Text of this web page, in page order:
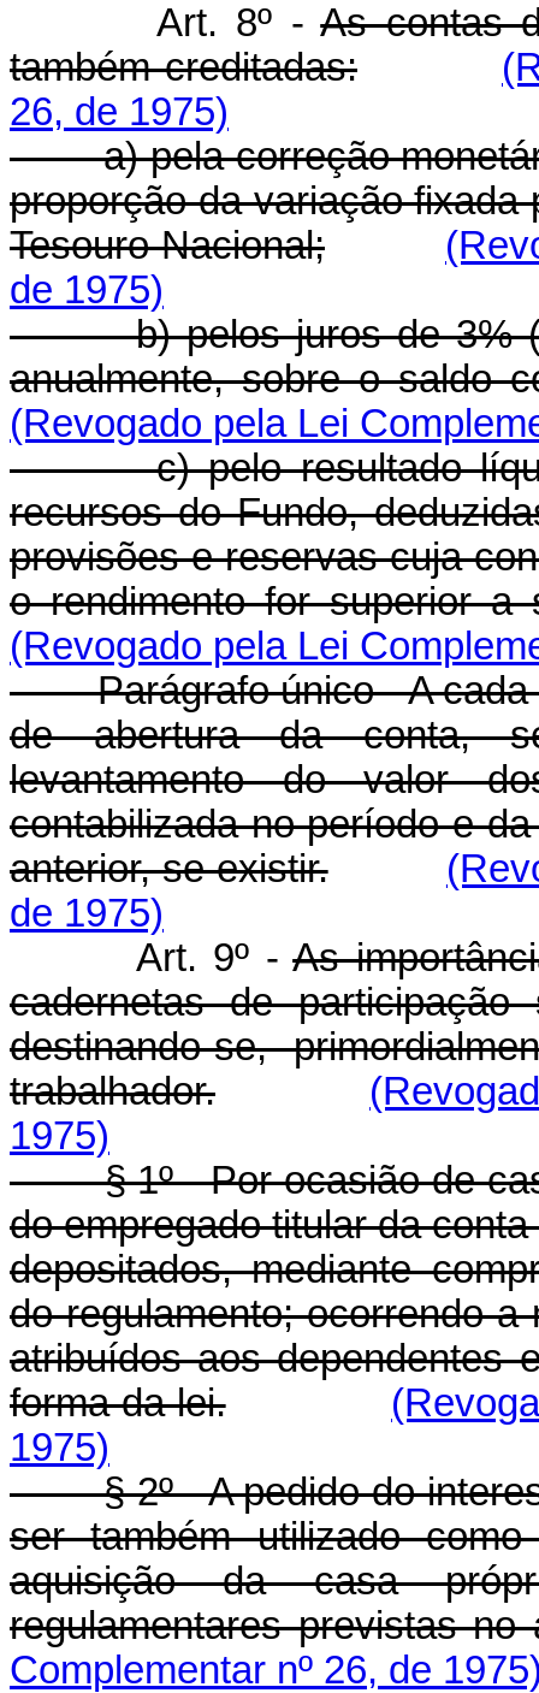
Art. 8º -As contas
também creditadas:
26, de 1975)
a) pela correção
proporção da variação
Tesouro Nacional;
de 1975)
b) pelos juros de 3%
anualmente, sobre o saldo
(Revogado pela Lei
c) pelo resultado líquido
recursos do Fundo,
provisões e reservas cuja
o rendimento for superior
(Revogado pela Lei
Parágrafo único - A cada
de abertura da conta,
levantamento do valor
contabilizada no período e
anterior, se existir.
de 1975)
Art. 9º -As
cadernetas de
destinando-se,
trabalhador.
1975)
§ 1º - Por ocasião de
do empregado titular da
depositados, mediante
do regulamento; ocorrendo
atribuídos aos dependentes
forma da lei.
1975)
§ 2º - A pedido do
ser também utilizado
aquisição da casa
regulamentares previstas no
Complementar nº 26, de